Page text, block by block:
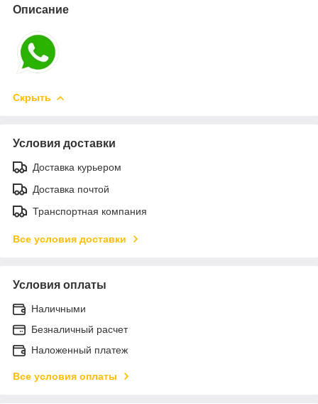
Описание
Скрыть
Условия доставки
Доставка курьером
Доставка почтой
Транспортная компания
Все условия доставки
Условия оплаты
Наличными
Безналичный расчет
Наложенный платеж
Все условия оплаты